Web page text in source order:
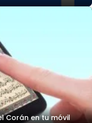
Corán en tu móvil